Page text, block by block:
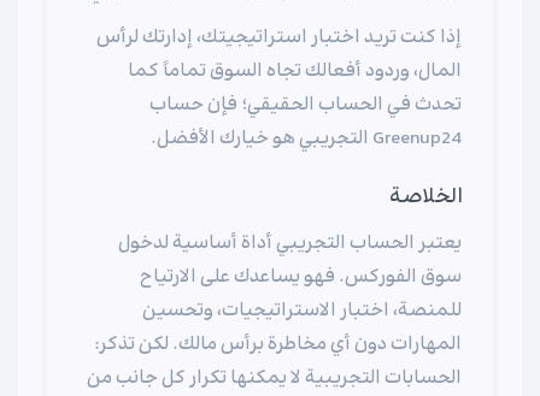
إذا كنت تريد اختبار استراتيجيتك، إدارتك لرأس
المال، وردود أفعالك تجاه السوق تماماً كما
تحدث في الحساب الحقيقي؛ فإن حساب
Greenup24 التجريبي هو خيارك الأفضل.
الخلاصة
يعتبر الحساب التجريبي أداة أساسية لدخول
سوق الفوركس. فهو يساعدك على الارتياح
للمنصة، اختبار الاستراتيجيات، وتحسين
المهارات دون أي مخاطرة برأس مالك. لكن تذكر:
الحسابات التجريبية لا يمكنها تكرار كل جانب من